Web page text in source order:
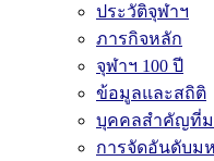
ประวัติจุฬาฯ
ภารกิจหลัก
จุฬาฯ 100 ปี
ข้อมูลและสถิติ
บุคคลสำคัญที่ม
การจัดอันดับม